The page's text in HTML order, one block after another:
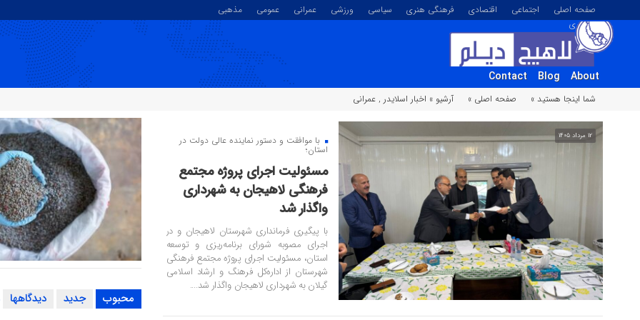
صفحه اصلی اجتماعی اقتصادی فرهنگی هنری سیاسی ورزشی عمرانی عمومی
مذهبی
تصویری
About
Blog
Contact
شما اینجا هستید »
صفحه اصلی » آرشیو » اخبار اسلایدر , عمرانی
۱۲ مرداد ۱۴۰۵ با موافقت و دستور نماینده عالی دولت در
استان؛
مسئولیت اجرای پروژه مجتمع
فرهنگی لاهیجان به شهرداری
واگذار شد
با پیگیری فرمانداری شهرستان لاهیجان و در
اجرای مصوبه شورای برنامه‌ریزی و توسعه
استان، مسئولیت اجرای پروژه مجتمع فرهنگی
شهرستان از اداره‌کل فرهنگ و ارشاد اسلامی
گیلان به شهرداری لاهیجان واگذار شد....
گیلان
هــــــــــدف کنف گوراب +
محبوب جدید دیدگاهها